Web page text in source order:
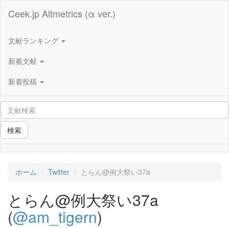
Ceek.jp Altmetrics (α ver.)
文献ランキング
新着文献
新着投稿
検索
ホーム Twitter とらん@例大祭い37a
とらん@例大祭い37a
(@am_tigern)